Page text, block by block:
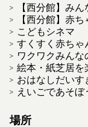
【西分館】み
【西分館】赤
こどもシネマ
すくすく赤ちゃ
ワクワクみんな
絵本・紙芝居を
おはなしだいす
えいごであそぼ
場所